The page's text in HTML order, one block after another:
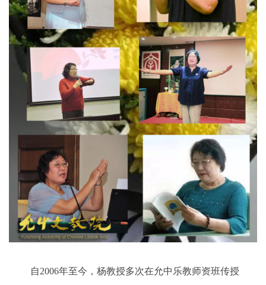
自2006年至今，杨教授多次在允中乐教师资班传授